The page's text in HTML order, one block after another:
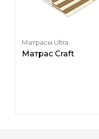
Матрасы Ultra
Матрас Craft